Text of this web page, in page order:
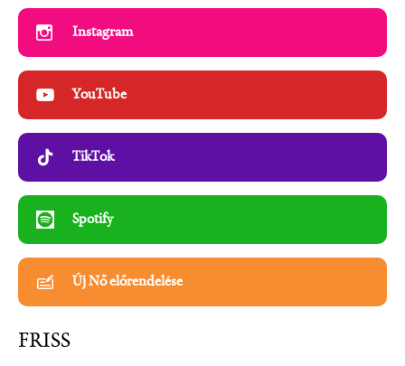
Instagram
YouTube
TikTok
Spotify
Új Nő előrendelése
FRISS